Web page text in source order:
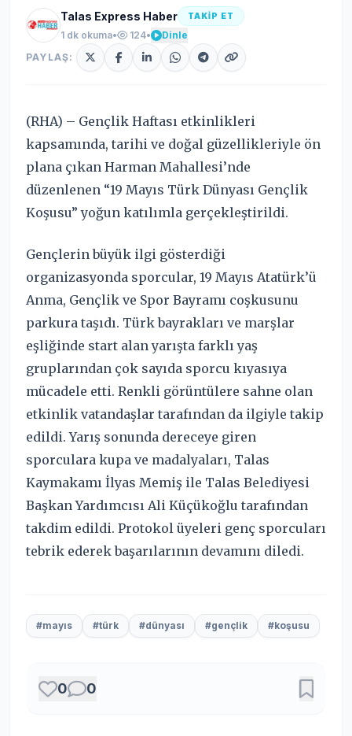
Talas Express Haber TAKİP ET
1 dk okuma• 124•
Dinle
PAYLAŞ:
(RHA) – Gençlik Haftası etkinlikleri
kapsamında, tarihi ve doğal güzellikleriyle ön
plana çıkan Harman Mahallesi’nde
düzenlenen “19 Mayıs Türk Dünyası Gençlik
Koşusu” yoğun katılımla gerçekleştirildi.
Gençlerin büyük ilgi gösterdiği
organizasyonda sporcular, 19 Mayıs Atatürk’ü
Anma, Gençlik ve Spor Bayramı coşkusunu
parkura taşıdı. Türk bayrakları ve marşlar
eşliğinde start alan yarışta farklı yaş
gruplarından çok sayıda sporcu kıyasıya
mücadele etti. Renkli görüntülere sahne olan
etkinlik vatandaşlar tarafından da ilgiyle takip
edildi. Yarış sonunda dereceye giren
sporculara kupa ve madalyaları, Talas
Kaymakamı İlyas Memiş ile Talas Belediyesi
Başkan Yardımcısı Ali Küçükoğlu tarafından
takdim edildi. Protokol üyeleri genç sporcuları
tebrik ederek başarılarının devamını diledi.
#mayıs #türk #dünyası #gençlik #koşusu
0 0